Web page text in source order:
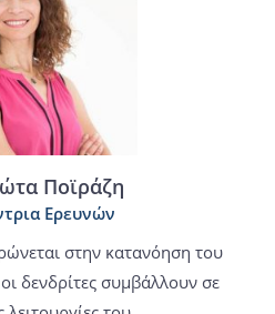
Ποϊράζη
Ερευνών
στην κατανόηση του
δενδρίτες συμβάλλουν σε